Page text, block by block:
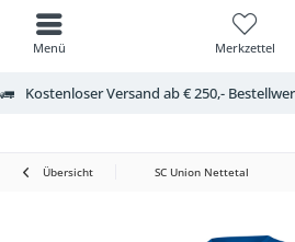
Kostenloser Versand ab € 250,-
Merkzettel
Menü
Übersicht SC Union Nettetal